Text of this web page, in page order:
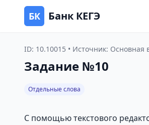
БК Банк КЕГЭ
ID: 10.10015 • Источник: Основная
Задание №10
Отдельные слова
С помощью текстового